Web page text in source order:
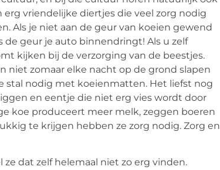
vriendelijke diertjes die veel zorg nodig
Als je niet aan de geur van koeien gewend
geur je auto binnendringt! Als u zelf
kijken bij de verzorging van de beestjes.
niet zomaar elke nacht op de grond slapen
stal nodig met koeienmatten. Het liefst nog
en eentje die niet erg vies wordt door
koe produceert meer melk, zeggen boeren
te krijgen hebben ze zorg nodig. Zorg en
dat zelf helemaal niet zo erg vinden.